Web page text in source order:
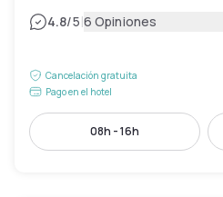
4.8/5|6 Opiniones
Cancelación gratuita
Pago en el hotel
08h - 16h